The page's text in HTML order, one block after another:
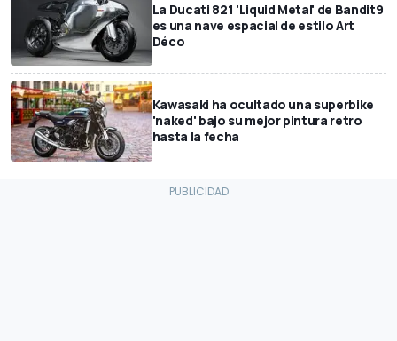
La Ducati 821 'Liquid Metal' de Bandit9
es una nave espacial de estilo Art
Déco
Kawasaki ha ocultado una superbike
'naked' bajo su mejor pintura retro
hasta la fecha